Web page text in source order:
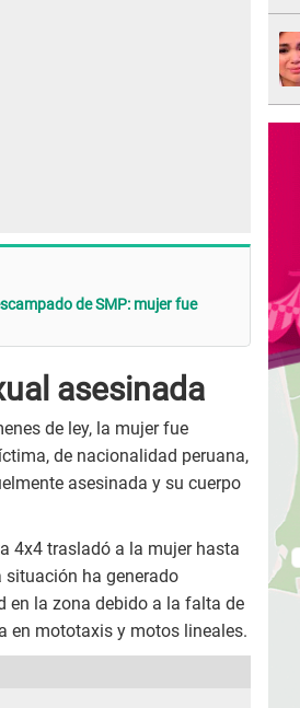
de SMP: mujer fue
asesinada
de ley, la mujer fue
de nacionalidad peruana,
asesinada y su cuerpo
4x4 trasladó a la mujer hasta
situación ha generado
en la zona debido a la falta de
en mototaxis y motos lineales.